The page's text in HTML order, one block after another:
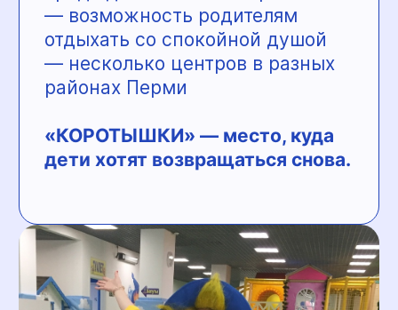
— формат для семейного отдыха
и праздников
Акция для групп:
— скидка 10% при посещении
— 2 сопровождающих
бесплатно